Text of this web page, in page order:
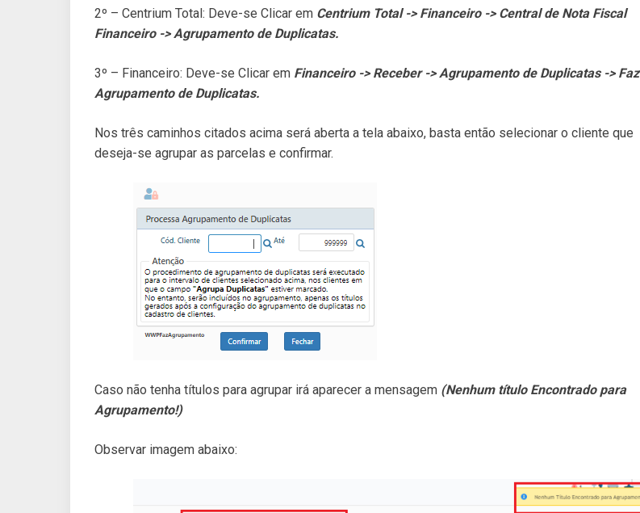
2º – Centrium Total: Deve-se Clicar em Centrium Total -> Financeiro -> Central de Nota Fiscal
Financeiro -> Agrupamento de Duplicatas.
3º – Financeiro: Deve-se Clicar em Financeiro -> Receber -> Agrupamento de Duplicatas -> Faz
Agrupamento de Duplicatas.
Nos três caminhos citados acima será aberta a tela abaixo, basta então selecionar o cliente que
deseja-se agrupar as parcelas e confirmar.
Caso não tenha títulos para agrupar irá aparecer a mensagem (Nenhum título Encontrado para
Agrupamento!)
Observar imagem abaixo: